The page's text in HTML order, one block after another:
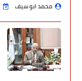
محمد ابو سيف